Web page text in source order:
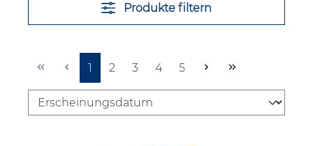
Produkte filtern
Seite
1 Seite
2 Seite
3 Seite
4 Seite
5